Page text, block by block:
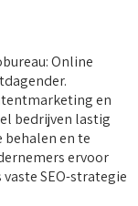
Online
en
bedrijven lastig
en te
ervoor
SEO-strategie